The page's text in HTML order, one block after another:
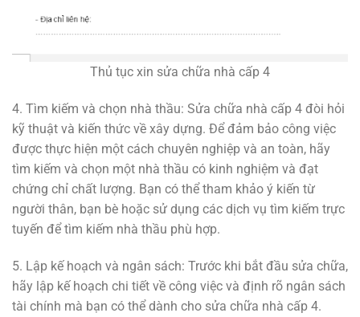
Thủ tục xin sửa chữa nhà cấp 4
4. Tìm kiếm và chọn nhà thầu: Sửa chữa nhà cấp 4 đòi hỏi
kỹ thuật và kiến thức về xây dựng. Để đảm bảo công việc
được thực hiện một cách chuyên nghiệp và an toàn, hãy
tìm kiếm và chọn một nhà thầu có kinh nghiệm và đạt
chứng chỉ chất lượng. Bạn có thể tham khảo ý kiến từ
người thân, bạn bè hoặc sử dụng các dịch vụ tìm kiếm trực
tuyến để tìm kiếm nhà thầu phù hợp.
5. Lập kế hoạch và ngân sách: Trước khi bắt đầu sửa chữa,
hãy lập kế hoạch chi tiết về công việc và định rõ ngân sách
tài chính mà bạn có thể dành cho sửa chữa nhà cấp 4.